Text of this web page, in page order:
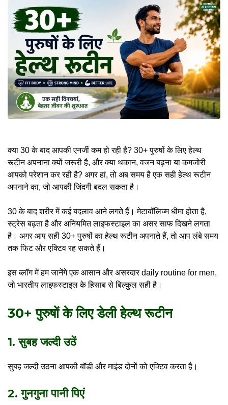
क्या 30 के बाद आपकी एनर्जी कम हो रही है? 30+ पुरुषों के लिए हेल्थ
रूटीनअपनाना क्यों जरूरी है, और क्या थकान, वजन बढ़ना या कमजोरी
आपको परेशान कर रही है? अगर हां, तो अब समय है एक सही हेल्थ रूटीन
अपनाने का, जो आपकी जिंदगी बदल सकता है।
30 के बाद शरीर में कई बदलाव आने लगते हैं। मेटाबॉलिज्म धीमा होता है,
स्ट्रेस बढ़ता है और अनियमित लाइफस्टाइल का असर साफ दिखने लगता
है। अगर आप सही 30+ पुरुषों का हेल्थ रूटीन अपनाते हैं, तो आप लंबे समय
तक फिट और एक्टिव रह सकते हैं।
इस ब्लॉग में हम जानेंगे एक आसान और असरदार daily routine for men,
जो भारतीय लाइफस्टाइल के हिसाब से बिल्कुल सही है।
30+ पुरुषों के लिए डेली हेल्थ रूटीन
1. सुबह जल्दी उठें
सुबह जल्दी उठना आपकी बॉडी और माइंड दोनों को एक्टिव करता है।
2. गुनगुना पानी पिएं